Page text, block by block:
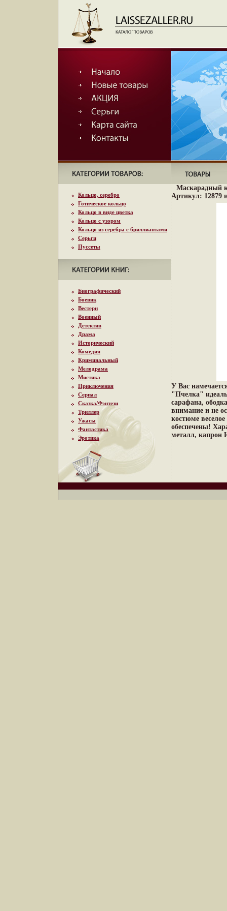
Кольцо, серебро
Готическое кольцо
Кольцо в виде цветка
Кольцо с узором
Кольцо из серебра с бриллиантами
Серьги
Пуссеты
Биографический
Боевик
Вестерн
Военный
Детектив
Драма
Исторический
Комедия
Криминальный
Мелодрама
Мистика
Приключения
Сериал
Сказка/Фэнтези
Триллер
Ужасы
Фантастика
Эротика
Маскарадный
Артикул: 12879
У Вас
"Пчелка"
сарафана,
внимание и не
костюме
обеспечены!
металл, капрон